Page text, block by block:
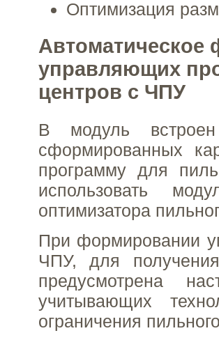
Оптимизация
Автоматическое
управляющих
центров с ЧПУ
В модуль встроен
сформированных
программу для
использовать
оптимизатора
При формировании
ЧПУ, для
предусмотрена
учитывающих
ограничения